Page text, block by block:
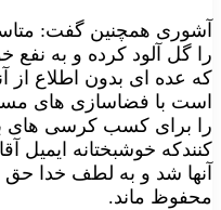
آشوری همچنین گفت:
را گل آلود کرده و به نفع
که عده ای بدون اطلاع از
است با فضاسازی های
را برای کسب کرسی های
کنندکه خوشبختانه ایمیل
آنها شد و به لطف خدا حق
محفوظ ماند.